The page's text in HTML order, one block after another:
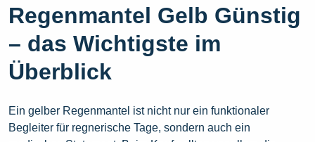
Regenmantel Gelb Günstig
– das Wichtigste im
Überblick
Ein gelber Regenmantel ist nicht nur ein funktionaler
Begleiter für regnerische Tage, sondern auch ein